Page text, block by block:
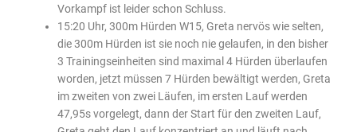
Vorkampf ist leider schon Schluss.
15:20 Uhr, 300m Hürden W15, Greta nervös wie selten,
die 300m Hürden ist sie noch nie gelaufen, in den bisher
3 Trainingseinheiten sind maximal 4 Hürden überlaufen
worden, jetzt müssen 7 Hürden bewältigt werden, Greta
im zweiten von zwei Läufen, im ersten Lauf werden
47,95s vorgelegt, dann der Start für den zweiten Lauf,